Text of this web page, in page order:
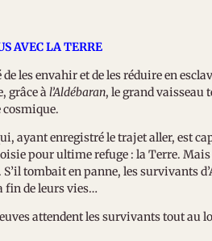
AVEC LA TERRE
les envahir et de les réduire en
grâce àl’Aldébaran, le grand vaisseau
cosmique.
ayant enregistré le trajet aller, est
pour ultime refuge : la Terre.Mais
tombait en panne, les survivants
fin de leurs vies…
attendent les survivants tout au